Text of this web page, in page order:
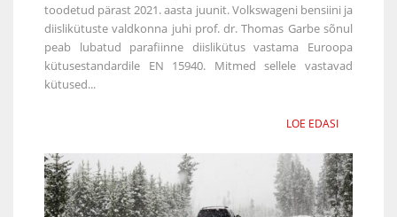
toodetud pärast 2021. aasta juunit. Volkswageni bensiini ja
diislikütuste valdkonna juhi prof. dr. Thomas Garbe sõnul
peab lubatud parafiinne diislikütus vastama Euroopa
kütusestandardile EN 15940. Mitmed sellele vastavad
kütused...
LOE EDASI